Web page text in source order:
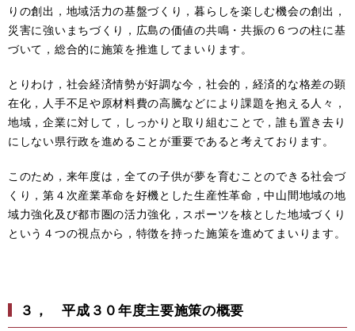
りの創出，地域活力の基盤づくり，暮らしを楽しむ機会の創出，
災害に強いまちづくり，広島の価値の共鳴・共振の６つの柱に基
づいて，総合的に施策を推進してまいります。
とりわけ，社会経済情勢が好調な今，社会的，経済的な格差の顕
在化，人手不足や原材料費の高騰などにより課題を抱える人々，
地域，企業に対して，しっかりと取り組むことで，誰も置き去り
にしない県行政を進めることが重要であると考えております。
このため，来年度は，全ての子供が夢を育むことのできる社会づ
くり，第４次産業革命を好機とした生産性革命，中山間地域の地
域力強化及び都市圏の活力強化，スポーツを核とした地域づくり
という４つの視点から，特徴を持った施策を進めてまいります。
３， 平成３０年度主要施策の概要